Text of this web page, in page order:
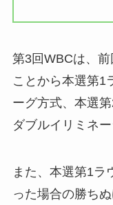
第3回WBCは、
ことから本選第1
ーグ方式、本選
ダブルイリミネ
また、本選第1ラ
った場合の勝ち